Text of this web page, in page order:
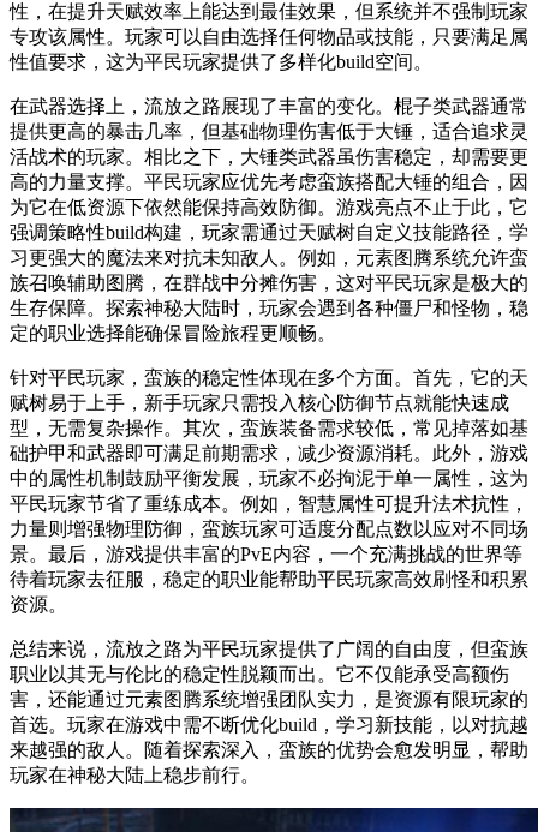
性，在提升天赋效率上能达到最佳效果，但系统并不强制玩家
专攻该属性。玩家可以自由选择任何物品或技能，只要满足属
性值要求，这为平民玩家提供了多样化build空间。
在武器选择上，流放之路展现了丰富的变化。棍子类武器通常
提供更高的暴击几率，但基础物理伤害低于大锤，适合追求灵
活战术的玩家。相比之下，大锤类武器虽伤害稳定，却需要更
高的力量支撑。平民玩家应优先考虑蛮族搭配大锤的组合，因
为它在低资源下依然能保持高效防御。游戏亮点不止于此，它
强调策略性build构建，玩家需通过天赋树自定义技能路径，学
习更强大的魔法来对抗未知敌人。例如，元素图腾系统允许蛮
族召唤辅助图腾，在群战中分摊伤害，这对平民玩家是极大的
生存保障。探索神秘大陆时，玩家会遇到各种僵尸和怪物，稳
定的职业选择能确保冒险旅程更顺畅。
针对平民玩家，蛮族的稳定性体现在多个方面。首先，它的天
赋树易于上手，新手玩家只需投入核心防御节点就能快速成
型，无需复杂操作。其次，蛮族装备需求较低，常见掉落如基
础护甲和武器即可满足前期需求，减少资源消耗。此外，游戏
中的属性机制鼓励平衡发展，玩家不必拘泥于单一属性，这为
平民玩家节省了重练成本。例如，智慧属性可提升法术抗性，
力量则增强物理防御，蛮族玩家可适度分配点数以应对不同场
景。最后，游戏提供丰富的PvE内容，一个充满挑战的世界等
待着玩家去征服，稳定的职业能帮助平民玩家高效刷怪和积累
资源。
总结来说，流放之路为平民玩家提供了广阔的自由度，但蛮族
职业以其无与伦比的稳定性脱颖而出。它不仅能承受高额伤
害，还能通过元素图腾系统增强团队实力，是资源有限玩家的
首选。玩家在游戏中需不断优化build，学习新技能，以对抗越
来越强的敌人。随着探索深入，蛮族的优势会愈发明显，帮助
玩家在神秘大陆上稳步前行。